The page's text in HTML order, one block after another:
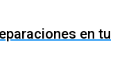
en tu